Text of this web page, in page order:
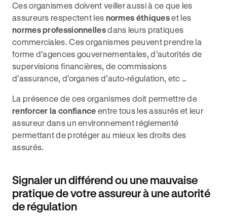
Ces organismes doivent veiller aussi à ce que les
assureurs respectent les normes éthiqueset les
normes professionnellesdans leurs pratiques
commerciales. Ces organismes peuvent prendre la
forme d’agences gouvernementales, d’autorités de
supervisions financières, de commissions
d’assurance, d’organes d’auto-régulation, etc …
La présence de ces organismes doit permettre de
renforcer la confiance entre tous les assurés et leur
assureur dans un environnement réglementé
permettant de protéger au mieux les droits des
assurés.
Signaler un différend ou une mauvaise
pratique de votre assureur à une autorité
de régulation